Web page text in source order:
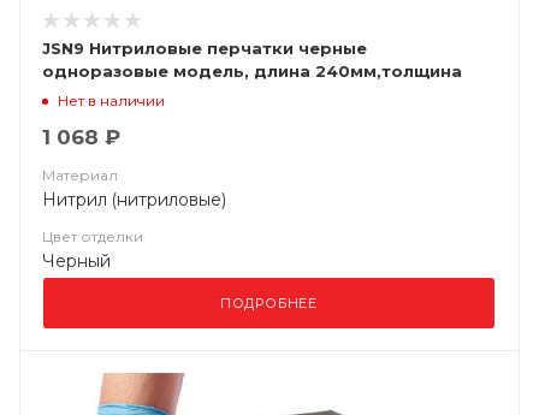
JSN9 Нитриловые перчатки черные
одноразовые модель, длина 240мм,толщина
0,15мм, (уп. 100шт) Jeta Saf
Нет в наличии
1 068 ₽
Материал
Нитрил (нитриловые)
Цвет отделки
Черный
ПОДРОБНЕЕ